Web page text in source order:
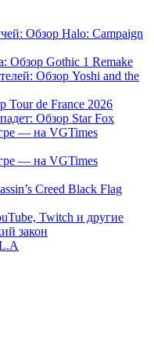
Обзор Halo: Campaign
Обзор Gothic 1 Remake
Обзор Yoshi and the
Tour de France 2026
Обзор Star Fox
— на VGTimes
— на VGTimes
Creed Black Flag
Twitch и другие
закон